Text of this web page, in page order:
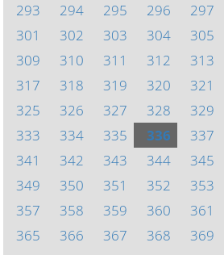
293
294 295 296 297
301
302 303 304 305
309
310 311 312 313
317
318 319 320 321
325
326 327 328 329
333
334 335 336 337
341
342 343 344 345
349
350 351 352 353
357
358 359 360 361
365
366 367 368 369